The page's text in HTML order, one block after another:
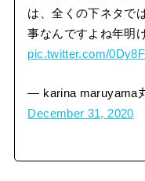
は、全くの下ネタで
事なんですよね年明
pic.twitter.com/
— karina maruyama
December 31, 2020